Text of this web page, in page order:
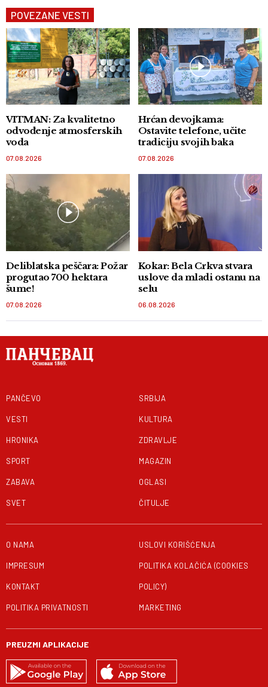
POVEZANE VESTI
VITMAN: Za kvalitetno
odvođenje atmosferskih
voda
07.08.2026
Hrćan devojkama:
Ostavite telefone, učite
tradiciju svojih baka
07.08.2026
Deliblatska peščara: Požar
progutao 700 hektara
šume!
07.08.2026
Kokar: Bela Crkva stvara
uslove da mladi ostanu na
selu
06.08.2026
PANČEVO
VESTI
HRONIKA
SPORT
ZABAVA
SVET
SRBIJA
KULTURA
ZDRAVLJE
MAGAZIN
OGLASI
ČITULJE
O NAMA
IMPRESUM
KONTAKT
POLITIKA PRIVATNOSTI
USLOVI KORIŠĆENJA
POLITIKA KOLAČIĆA (COOKIES
POLICY)
MARKETING
PREUZMI APLIKACIJE